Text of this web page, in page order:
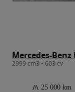
Mercedes-Benz
2999 cm3 • 603 cv
25 000 km